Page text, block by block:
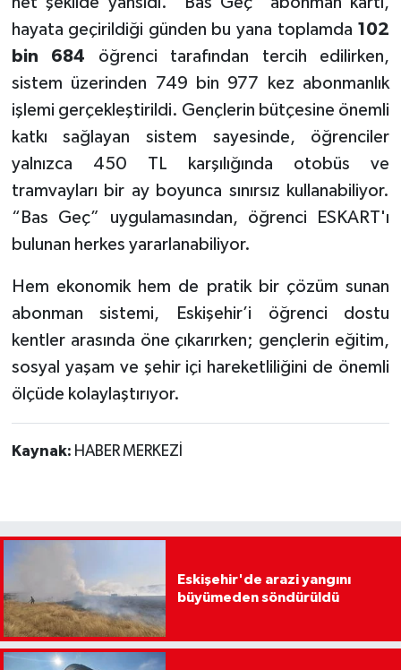
hayata geçirildiği günden bu yana toplamda 102
bin 684 öğrenci tarafından tercih edilirken,
sistem üzerinden 749 bin 977 kez abonmanlık
işlemi gerçekleştirildi. Gençlerin bütçesine önemli
katkı sağlayan sistem sayesinde, öğrenciler
yalnızca 450 TL karşılığında otobüs ve
tramvayları bir ay boyunca sınırsız kullanabiliyor.
“Bas Geç” uygulamasından, öğrenci ESKART'ı
bulunan herkes yararlanabiliyor.
Hem ekonomik hem de pratik bir çözüm sunan
abonman sistemi, Eskişehir’i öğrenci dostu
kentler arasında öne çıkarırken; gençlerin eğitim,
sosyal yaşam ve şehir içi hareketliliğini de önemli
ölçüde kolaylaştırıyor.
Kaynak: HABER MERKEZİ
Eskişehir'de arazi yangını
büyümeden söndürüldü